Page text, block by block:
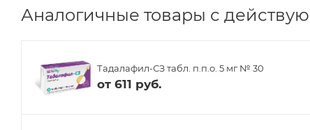
Аналогичные товары с
Тадалафил-СЗ табл. п.п.о. 5 мг № 30
от 611 руб.